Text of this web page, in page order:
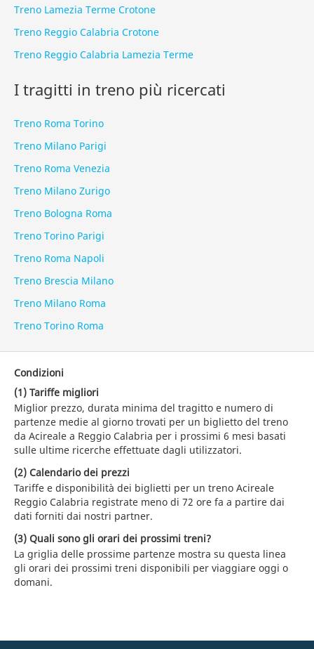
Treno Lamezia Terme Crotone
Treno Reggio Calabria Crotone
Treno Reggio Calabria Lamezia Terme
I tragitti in treno più ricercati
Treno Roma Torino
Treno Milano Parigi
Treno Roma Venezia
Treno Milano Zurigo
Treno Bologna Roma
Treno Torino Parigi
Treno Roma Napoli
Treno Brescia Milano
Treno Milano Roma
Treno Torino Roma
Condizioni
(1) Tariffe migliori
Miglior prezzo, durata minima del tragitto e numero di
partenze medie al giorno trovati per un biglietto del treno
da Acireale a Reggio Calabria per i prossimi 6 mesi basati
sulle ultime ricerche effettuate dagli utilizzatori.
(2) Calendario dei prezzi
Tariffe e disponibilità dei biglietti per un treno Acireale
Reggio Calabria registrate meno di 72 ore fa a partire dai
dati forniti dai nostri partner.
(3) Quali sono gli orari dei prossimi treni?
La griglia delle prossime partenze mostra su questa linea
gli orari dei prossimi treni disponibili per viaggiare oggi o
domani.